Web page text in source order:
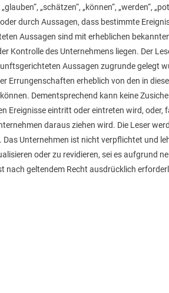
„schätzen“, „können“, „werden“,
durch Aussagen, dass bestimmte
Aussagen sind mit erheblichen
Kontrolle des Unternehmens liegen. Der
Aussagen zugrunde gelegt
Errungenschaften erheblich von den in
Dementsprechend kann keine
eintritt oder eintreten wird, oder,
daraus ziehen wird. Die Leser
Unternehmen ist nicht verpflichtet und
oder zu revidieren, sei es aufgrund
nach geltendem Recht ausdrücklich